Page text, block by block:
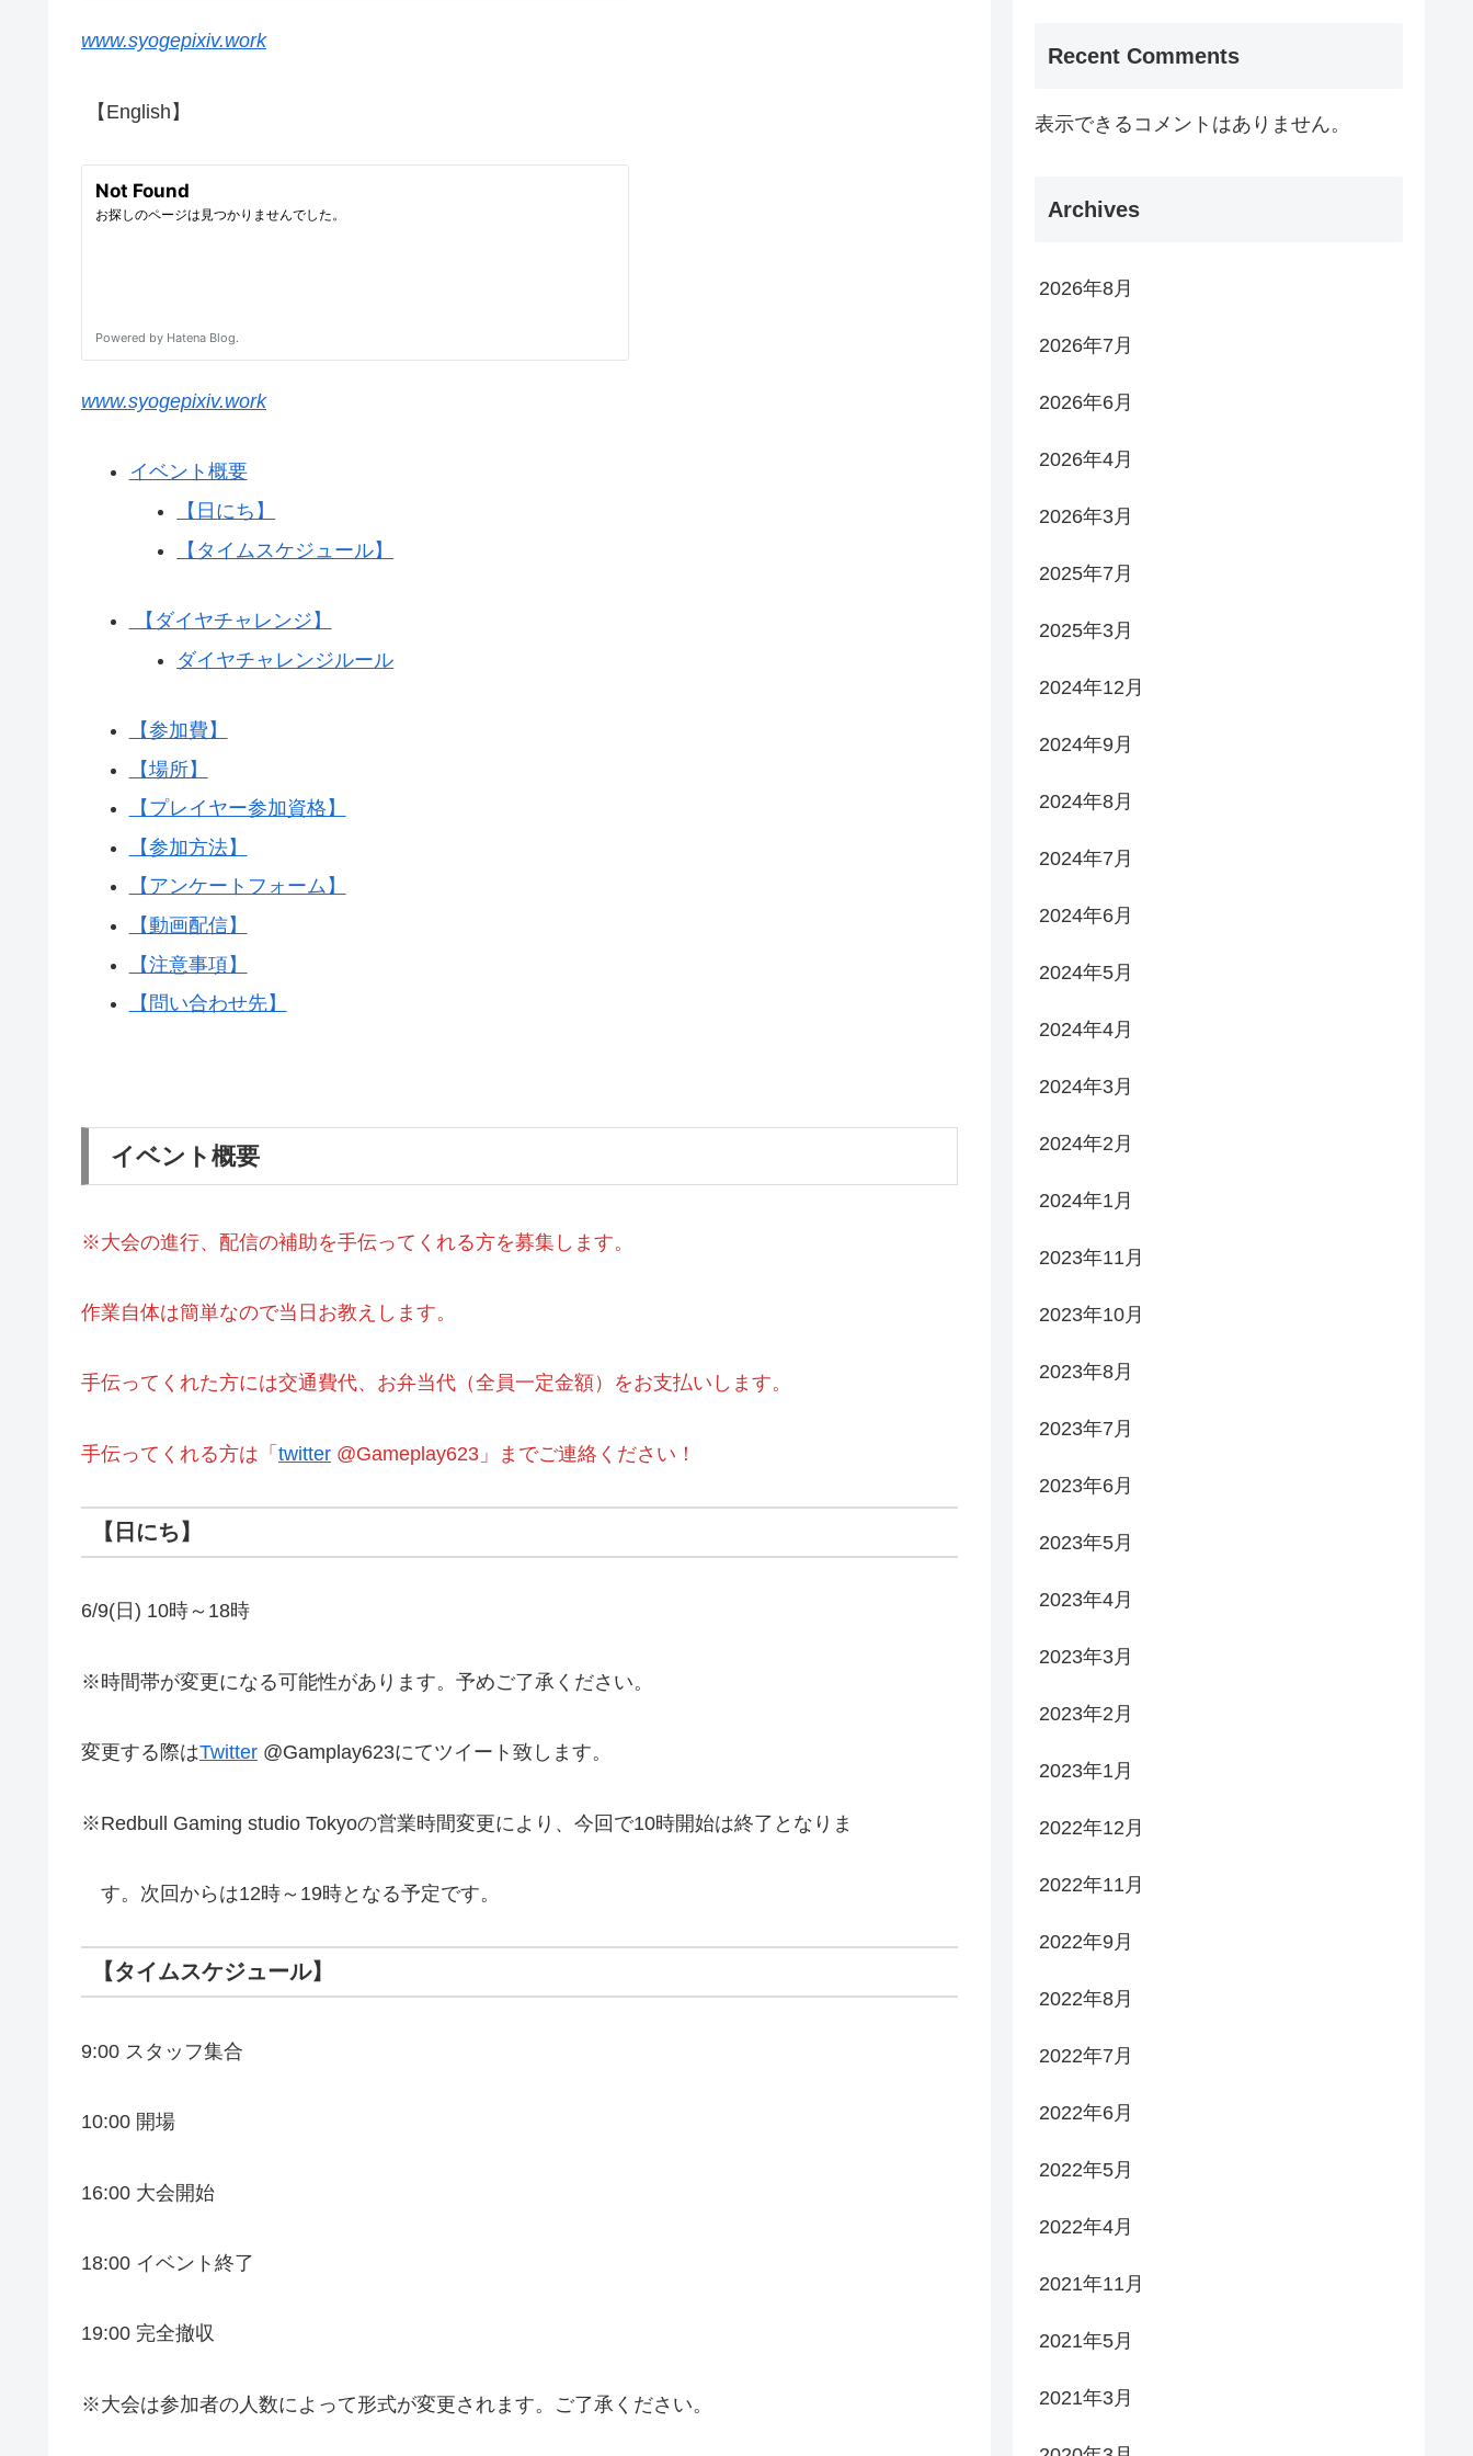
www.syogepixiv.work
【English】
www.syogepixiv.work
イベント概要
【日にち】
【タイムスケジュール】
【ダイヤチャレンジ】
ダイヤチャレンジルール
【参加費】
【場所】
【プレイヤー参加資格】
【参加方法】
【アンケートフォーム】
【動画配信】
【注意事項】
【問い合わせ先】
イベント概要
※大会の進行、配信の補助を手伝ってくれる方を募集します。
作業自体は簡単なので当日お教えします。
手伝ってくれた方には交通費代、お弁当代（全員一定金額）をお支払いします。
手伝ってくれる方は「 twitter @Gameplay623」までご連絡ください！
【日にち】
6/9(日) 10時～18時
※時間帯が変更になる可能性があります。予めご了承ください。
変更する際はTwitter @Gamplay623にてツイート致します。
※Redbull Gaming studio Tokyoの営業時間変更により、今回で10時開始は終了となりま
す。次回からは12時～19時となる予定です。
【タイムスケジュール】
9:00 スタッフ集合
10:00 開場
16:00 大会開始
18:00 イベント終了
19:00 完全撤収
※大会は参加者の人数によって形式が変更されます。ご了承ください。
Recent Comments
表示できるコメントはありません。
Archives
2026年8月
2026年7月
2026年6月
2026年4月
2026年3月
2025年7月
2025年3月
2024年12月
2024年9月
2024年8月
2024年7月
2024年6月
2024年5月
2024年4月
2024年3月
2024年2月
2024年1月
2023年11月
2023年10月
2023年8月
2023年7月
2023年6月
2023年5月
2023年4月
2023年3月
2023年2月
2023年1月
2022年12月
2022年11月
2022年9月
2022年8月
2022年7月
2022年6月
2022年5月
2022年4月
2021年11月
2021年5月
2021年3月